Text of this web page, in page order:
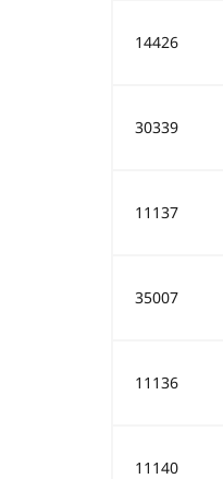
14426
30339
11137
35007
11136
11140